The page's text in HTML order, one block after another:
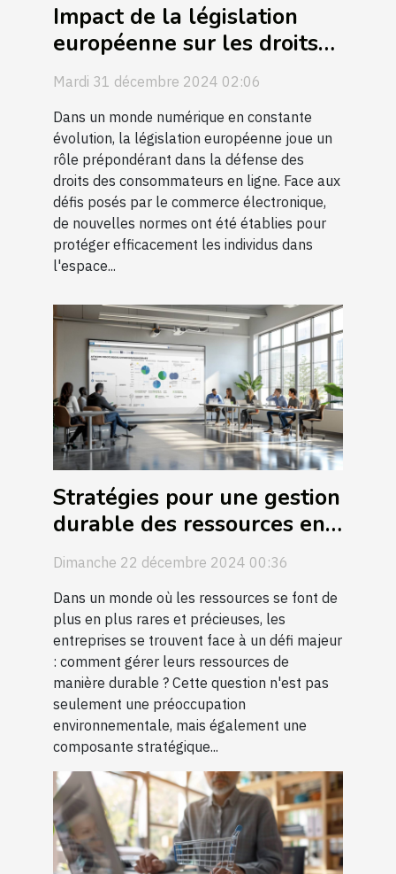
Impact de la législation
européenne sur les droits
des consommateurs en
ligne
Mardi 31 décembre 2024 02:06
Dans un monde numérique en constante
évolution, la législation européenne joue un
rôle prépondérant dans la défense des
droits des consommateurs en ligne. Face aux
défis posés par le commerce électronique,
de nouvelles normes ont été établies pour
protéger efficacement les individus dans
l'espace...
Stratégies pour une gestion
durable des ressources en
entreprise
Dimanche 22 décembre 2024 00:36
Dans un monde où les ressources se font de
plus en plus rares et précieuses, les
entreprises se trouvent face à un défi majeur
: comment gérer leurs ressources de
manière durable ? Cette question n'est pas
seulement une préoccupation
environnementale, mais également une
composante stratégique...